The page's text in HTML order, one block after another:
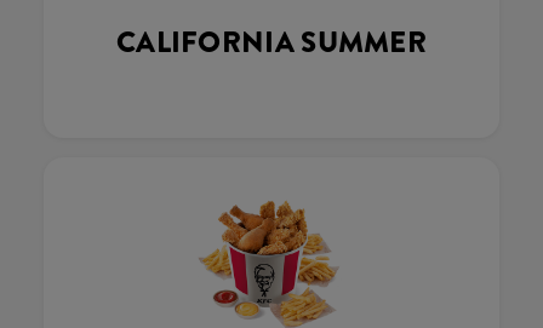
CALIFORNIA SUMMER